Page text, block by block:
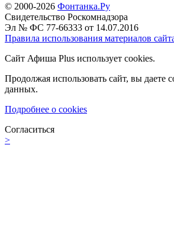
© 2000-2026 Фонтанка.Ру
Свидетельство Роскомнадзора
Эл № ФС 77-66333 от 14.07.2016
Правила использования материалов
Сайт Афиша Plus использует cookies.
Продолжая использовать сайт, вы даете
данных.
Подробнее о cookies
Согласиться
>